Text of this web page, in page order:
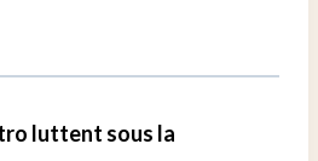
luttent sous la